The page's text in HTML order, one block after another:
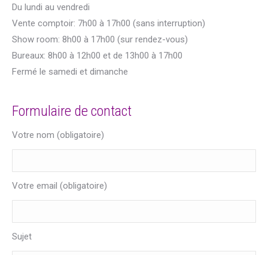
Du lundi au vendredi
Vente comptoir: 7h00 à 17h00 (sans interruption)
Show room: 8h00 à 17h00 (sur rendez-vous)
Bureaux: 8h00 à 12h00 et de 13h00 à 17h00
Fermé le samedi et dimanche
Formulaire de contact
Votre nom (obligatoire)
Votre email (obligatoire)
Sujet